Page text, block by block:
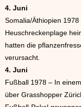
4. Juni
Somalia/Äthiopien
Heuschreckenplage
hatten die
verursacht.
4. Juni
Fußball 1978 – In
über Grasshopper